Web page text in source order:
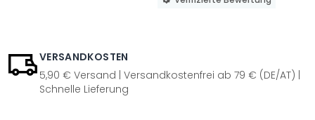
VERSANDKOSTEN
5,90 € Versand | Versandkostenfrei ab 79 € (DE/AT) |
Schnelle Lieferung